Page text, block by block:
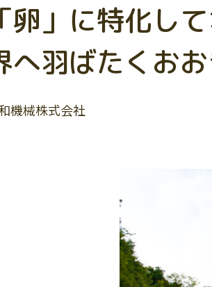
「卵」に特化し
へ羽ばたくお
機械株式会社